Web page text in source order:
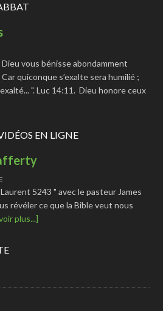
vous bénisse abondamment
quiconque s’exalte sera humilié ;
". Luc 14:11. Dieu honore ceux
EN LIGNE
5243 " avec le pasteur James
révéler ce que la Bible veut nous
plus...]